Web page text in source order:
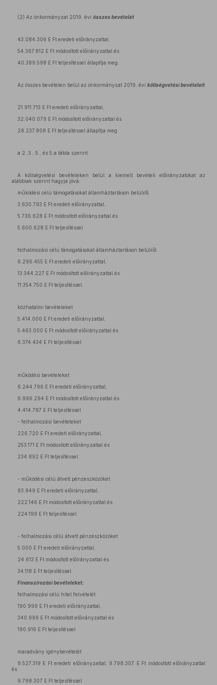
(2) Az önkormányzat 2019. évi összes bevételét
43.084.306 E Ft eredeti előirányzattal,
54.367.812 E Ft módosított előirányzattal és
40.389.598 E Ft teljesítéssel állapítja meg.
Az összes bevételen belül az önkormányzat 2019. évi költségvetési bevételeit
21.911.713 E Ft eredeti előirányzattal,
32.040.079 E Ft módosított előirányzattal és
28.237.808 E Ft teljesítéssel állapítja meg
a 2.,3., 5., és 5.a tábla szerint.
A költségvetési bevételeken belül a kiemelt bevételi előirányzatokat az
alábbiak szerint hagyja jóvá:
működési célú támogatásokat államháztartáson belülről
3.630.793 E Ft eredeti előirányzattal,
5.736.628 E Ft módosított előirányzattal és
5.600.628 E Ft teljesítéssel
felhalmozási célú támogatásokat államháztartáson belülről
6.296.455 E Ft eredeti előirányzattal,
13.344.227 E Ft módosított előirányzattal és
11.354.750 E Ft teljesítéssel
közhatalmi bevételeket
5.414.000 E Ft eredeti előirányzattal,
5.463.000 E Ft módosított előirányzattal és
6.374.434 E Ft teljesítéssel
működési bevételeket
6.244.796 E Ft eredeti előirányzattal,
6.996.294 E Ft módosított előirányzattal és
4.414.787 E Ft teljesítéssel
- felhalmozási bevételeket
226.720 E Ft eredeti előirányzattal,
253.171 E Ft módosított előirányzattal és
234.892 E Ft teljesítéssel
- működési célú átvett pénzeszközöket
93.949 E Ft eredeti előirányzattal,
222.146 E Ft módosított előirányzattal és
224.199 E Ft teljesítéssel
- felhalmozási célú átvett pénzeszközöket
5.000 E Ft eredeti előirányzattal,
24.613 E Ft módosított előirányzattal és
34.118 E Ft teljesítéssel
Finanszírozási bevételeket:
felhalmozási célú hitel felvételét
190.999 E Ft eredeti előirányzattal,
340.999 E Ft módosított előirányzattal és
190.916 E Ft teljesítéssel
maradvány igénybevételét
9.527.319 E Ft eredeti előirányzattal, 9.798.307 E Ft módosított előirányzattal
és
9.798.307 E Ft teljesítéssel